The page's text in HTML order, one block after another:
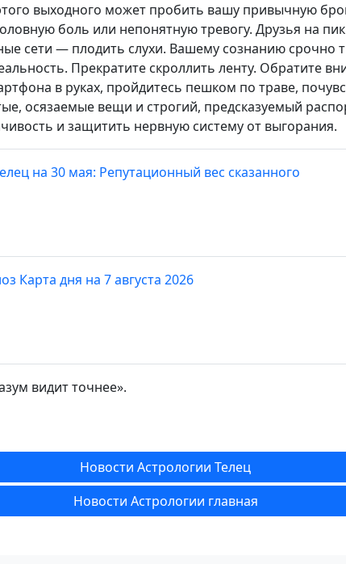
выходного может пробить вашу привычную
боль или непонятную тревогу. Друзья на
сети — плодить слухи. Вашему сознанию срочно
Прекратите скроллить ленту. Обратите
в руках, пройдитесь пешком по траве,
осязаемые вещи и строгий, предсказуемый
и защитить нервную систему от выгорания.
на 30 мая: Репутационный вес сказанного
Карта дня на 7 августа 2026
видит точнее».
Новости Астрологии Телец
Новости Астрологии главная